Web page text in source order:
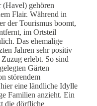
(Havel) gehören
Flair. Während in
der Tourismus boomt,
im Ortsteil
Das ehemalige
Jahren sehr positiv
erlebt. So sind
Gärten
störendem
eine ländliche Idylle
Familien anzieht. Ein
die dörfliche